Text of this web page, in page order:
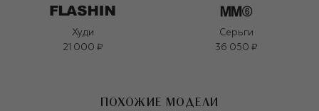
Худи
21 000 ₽
Серьги
36 050 ₽
ПОХОЖИЕ МОДЕЛИ